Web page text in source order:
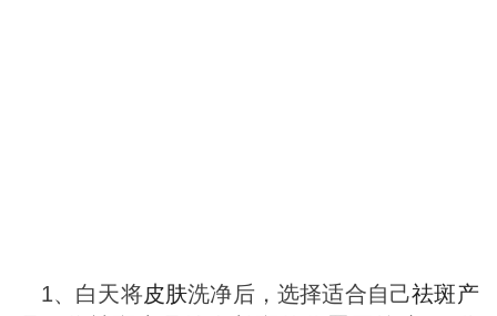
1、白天将皮肤洗净后，选择适合自己祛斑产